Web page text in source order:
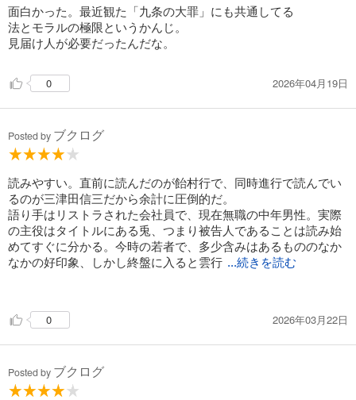
面白かった。最近観た「九条の大罪」にも共通してる
法とモラルの極限というかんじ。
見届け人が必要だったんだな。
0 2026年04月19日
Posted by ブクログ
読みやすい。直前に読んだのが飴村行で、同時進行で読んでい
るのが三津田信三だから余計に圧倒的だ。
語り手はリストラされた会社員で、現在無職の中年男性。実際
の主役はタイトルにある兎、つまり被告人であることは読み始
めてすぐに分かる。今時の若者で、多少含みはあるもののなか
なかの好印象、しかし終盤に入ると雲行 ...続きを読む
ところで貴志祐介は、会社員の悲哀を滲ませたちょっと情けな
う力がある。
また、悪役もやたらと魅力的に描き出す。今回は起訴した検事
0 2026年03月22日
Posted by ブクログ